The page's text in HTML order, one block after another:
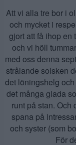
Att vi alla tre bor i
och mycket i
gjort att få ihop en
och vi höll
med oss denna
strålande solsken
det löningshelg
det många glada
runt på stan. Och
spana på
och syster (som
För